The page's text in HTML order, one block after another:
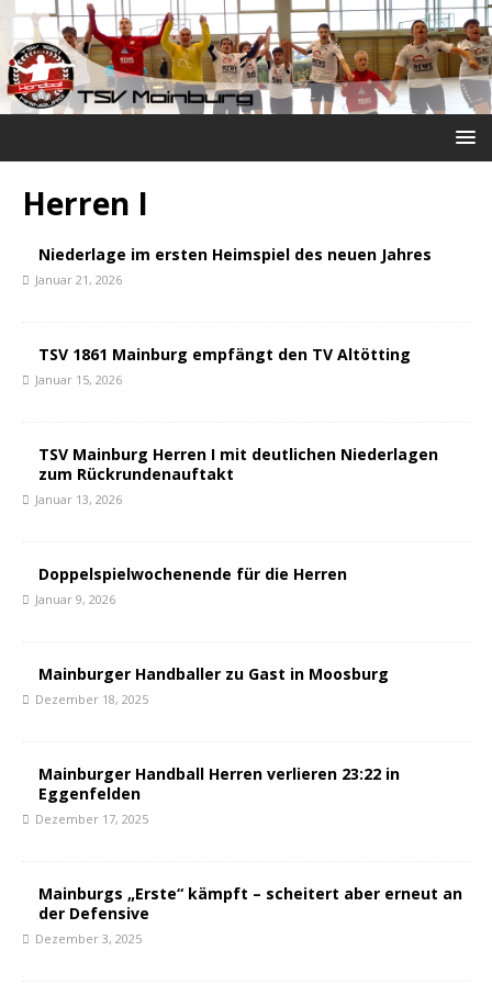
Herren I
Niederlage im ersten Heimspiel des neuen Jahres
Januar 21, 2026
TSV 1861 Mainburg empfängt den TV Altötting
Januar 15, 2026
TSV Mainburg Herren I mit deutlichen Niederlagen
zum Rückrundenauftakt
Januar 13, 2026
Doppelspielwochenende für die Herren
Januar 9, 2026
Mainburger Handballer zu Gast in Moosburg
Dezember 18, 2025
Mainburger Handball Herren verlieren 23:22 in
Eggenfelden
Dezember 17, 2025
Mainburgs „Erste“ kämpft – scheitert aber erneut an
der Defensive
Dezember 3, 2025